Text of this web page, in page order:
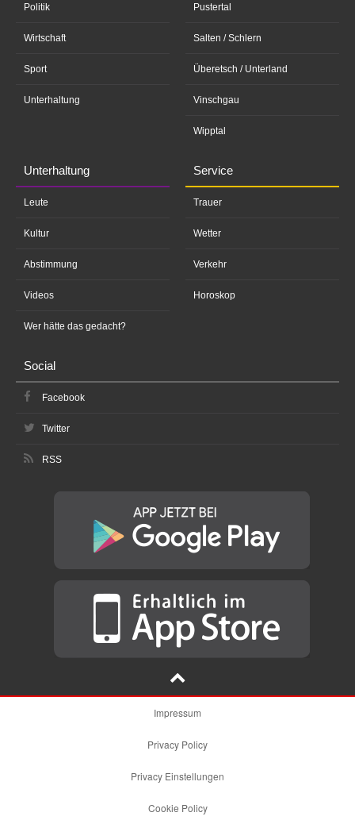
Politik
Wirtschaft
Sport
Unterhaltung
Pustertal
Salten / Schlern
Überetsch / Unterland
Vinschgau
Wipptal
Unterhaltung
Leute
Kultur
Abstimmung
Videos
Wer hätte das gedacht?
Service
Trauer
Wetter
Verkehr
Horoskop
Social
Facebook
Twitter
RSS
Impressum
Privacy Policy
Privacy Einstellungen
Cookie Policy